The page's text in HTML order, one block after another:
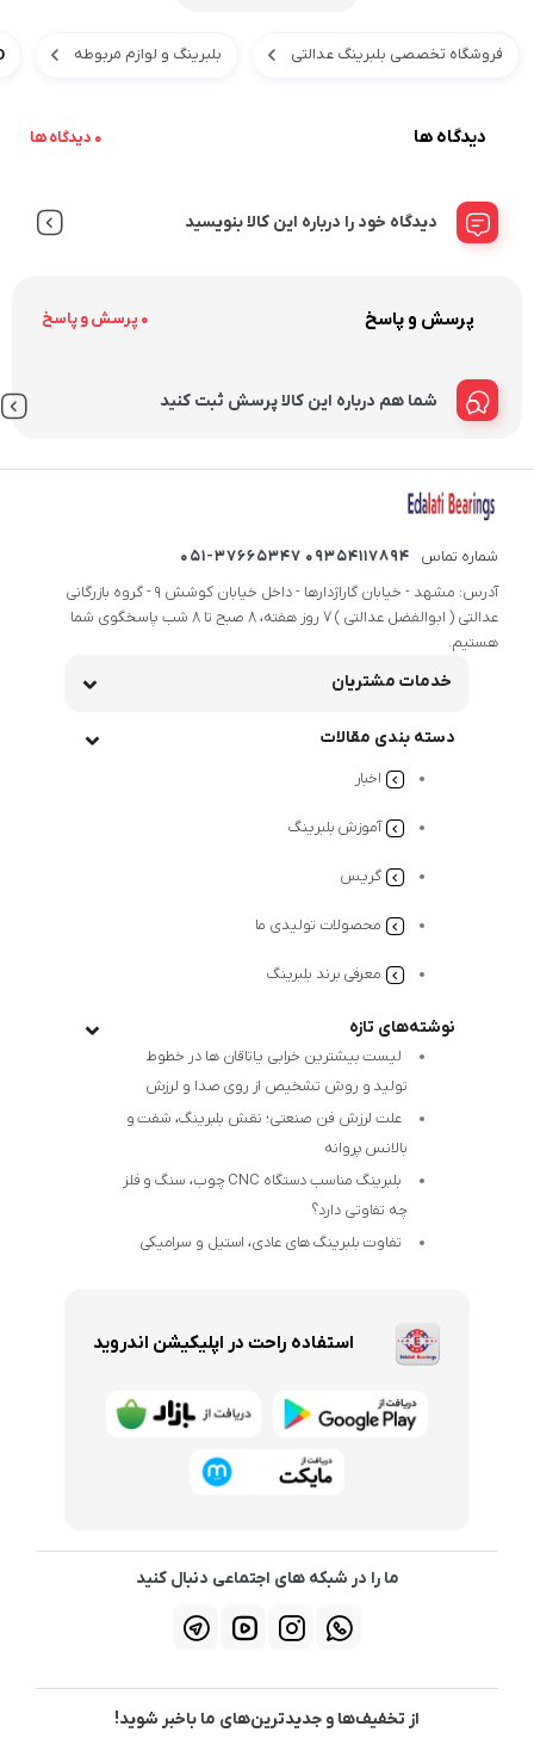
فروشگاه تخصصی بلبرینگ عدالتی بلبرینگ و لوازم مربوطه
دیدگاه ها 0 دیدگاه ها
دیدگاه خود را درباره این کالا بنویسید
پرسش و پاسخ 0 پرسش و پاسخ
شما هم درباره این کالا پرسش ثبت کنید
شماره تماس
09354117894 051-37665347
آدرس: مشهد - خیابان گاراژدارها - داخل خیابان کوشش 9 - گروه بازرگانی
عدالتی ( ابوالفضل عدالتی ) 7 روز هفته، 8 صبح تا 8 شب پاسخگوی شما
هستیم.
خدمات مشتریان
دسته بندی مقالات
اخبار
آموزش بلبرینگ
گریس
محصولات تولیدی ما
معرفی برند بلبرینگ
نوشته‌های تازه
لیست بیشترین خرابی‌ یاتاقان ها در خطوط
تولید و روش تشخیص از روی صدا و لرزش
علت لرزش فن صنعتی؛ نقش بلبرینگ، شفت و
بالانس پروانه
بلبرینگ مناسب دستگاه CNC چوب، سنگ و فلز
چه تفاوتی دارد؟
تفاوت بلبرینگ های عادی، استیل و سرامیکی
استفاده راحت در اپلیکیشن اندروید
ما را در شبکه های اجتماعی دنبال کنید
از تخفیف‌ها و جدیدترین‌های ما باخبر شوید!